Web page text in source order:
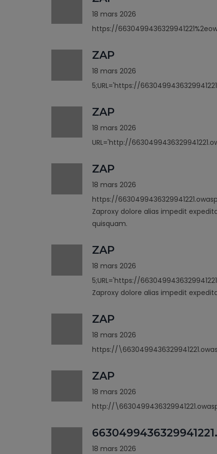
18 mars 2026
https://
ZAP
18 mars 2026
5;URL='https://
ZAP
18 mars 2026
URL='http://
ZAP
18 mars 2026
https://
Zaproxy dolore alias impedit
quisquam.
ZAP
18 mars 2026
5;URL='https://
Zaproxy dolore alias impedit
ZAP
18 mars 2026
https://
ZAP
18 mars 2026
http://
18 mars 2026